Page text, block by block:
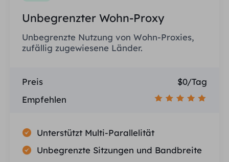
Unbegrenzter Wohn-Proxy
Unbegrenzte Nutzung von Wohn-Proxies,
zufällig zugewiesene Länder.
Preis
$0/Tag
Empfehlen
Unterstützt Multi-Parallelität
Unbegrenzte Sitzungen und Bandbreite